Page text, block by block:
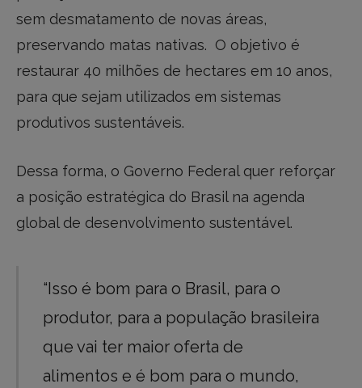
sem desmatamento de novas áreas,
preservando matas nativas. O objetivo é
restaurar 40 milhões de hectares em 10 anos,
para que sejam utilizados em sistemas
produtivos sustentáveis.
Dessa forma, o Governo Federal quer reforçar
a posição estratégica do Brasil na agenda
global de desenvolvimento sustentável.
“Isso é bom para o Brasil, para o
produtor, para a população brasileira
que vai ter maior oferta de
alimentos e é bom para o mundo,